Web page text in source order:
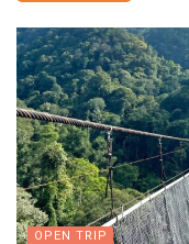
OPEN TRIP